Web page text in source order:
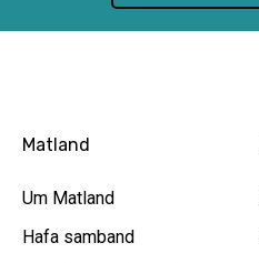
Matland
Um Matland
Hafa samband